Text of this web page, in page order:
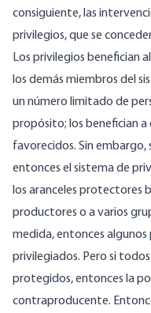
consiguiente, las
privilegios, que se
Los privilegios benefician
los demás miembros del
un número limitado de
propósito; los benefician
favorecidos. Sin embargo,
entonces el sistema de
los aranceles protectores
productores o a varios
medida, entonces
privilegiados. Pero si
protegidos, entonces la
contraproducente.